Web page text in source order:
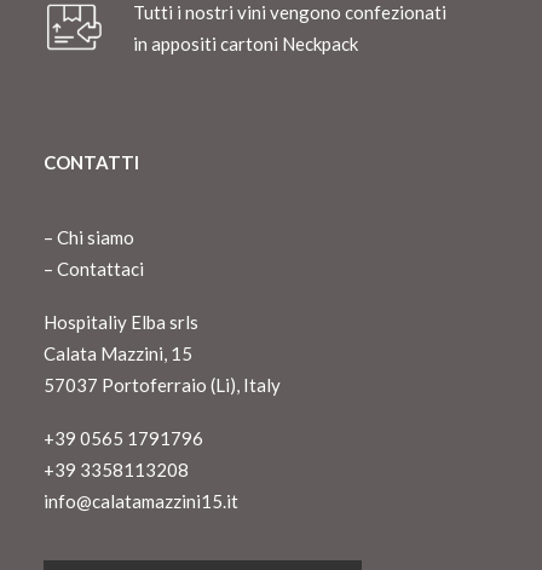
Tutti i nostri vini vengono confezionati
in appositi cartoni Neckpack
CONTATTI
– Chi siamo
– Contattaci
Hospitaliy Elba srls
Calata Mazzini, 15
57037 Portoferraio (Li), Italy
+39 0565 1791796
+39 3358113208
info@calatamazzini15.it